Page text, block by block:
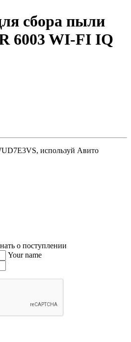
сбора пыли
6003 WI-FI IQ
, используй Авито
о поступлении
Your name